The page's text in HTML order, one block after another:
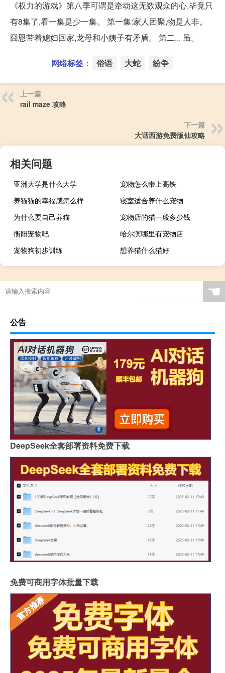
《权力的游戏》第八季可谓是牵动这无数观众的心,毕竟只
有8集了,看一集是少一集。 第一集:家人团聚,物是人非。
囧恩带着媳妇回家,龙母和小姨子有矛盾。 第二... 虽。
网络标签： 俗语 大蛇 纷争
上一篇
rail maze 攻略
下一篇
大话西游免费版仙攻略
相关问题
亚洲大学是什么大学
宠物怎么带上高铁
养猫猫的幸福感怎么样
寝室适合养什么宠物
为什么要自己养猫
宠物店的猫一般多少钱
衡阳宠物吧
哈尔滨哪里有宠物店
宠物狗初步训练
想养猫什么猫好
☚
公告
DeepSeek全套部署资料免费下载
免费可商用字体批量下载